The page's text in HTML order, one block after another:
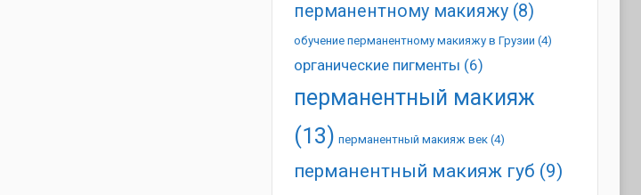
перманентному макияжу(8)
обучение перманентному макияжу в Грузии (4)
органические пигменты (6)
перманентный макияж
(13) перманентный макияж век(4)
перманентный макияж губ (9)